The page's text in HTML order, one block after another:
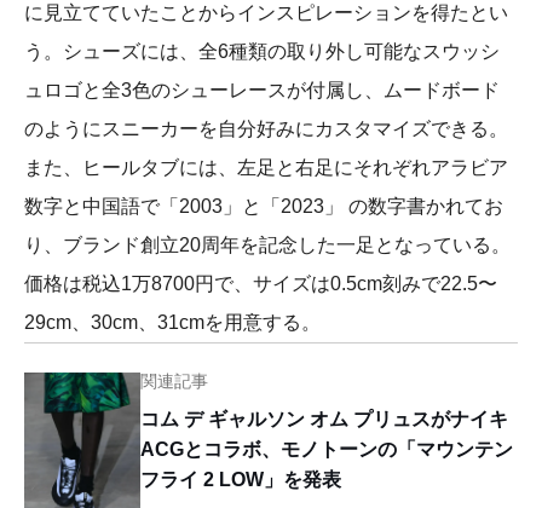
に見立てていたことからインスピレーションを得たとい
う。シューズには、全6種類の取り外し可能なスウッシ
ュロゴと全3色のシューレースが付属し、ムードボード
のようにスニーカーを自分好みにカスタマイズできる。
また、ヒールタブには、左足と右足にそれぞれアラビア
数字と中国語で「2003」と「2023」 の数字書かれてお
り、ブランド創立20周年を記念した一足となっている。
価格は税込1万8700円で、サイズは0.5cm刻みで22.5〜
29cm、30cm、31cmを用意する。
関連記事
コム デ ギャルソン オム プリュスがナイキ
ACGとコラボ、モノトーンの「マウンテン
フライ 2 LOW」を発表